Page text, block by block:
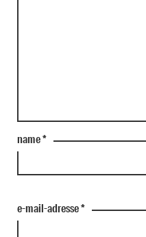
name*
e-mail-adresse*